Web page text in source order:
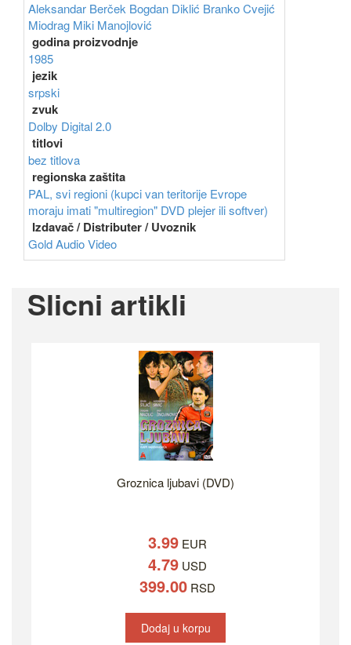
Aleksandar Berček Bogdan Diklić Branko Cvejić
Miodrag Miki Manojlović
godina proizvodnje
1985
jezik
srpski
zvuk
Dolby Digital 2.0
titlovi
bez titlova
regionska zaštita
PAL, svi regioni (kupci van teritorije Evrope
moraju imati "multiregion" DVD plejer ili softver)
Izdavač / Distributer / Uvoznik
Gold Audio Video
Slicni artikli
Groznica ljubavi (DVD)
3.99 EUR
4.79 USD
399.00 RSD
Dodaj u korpu